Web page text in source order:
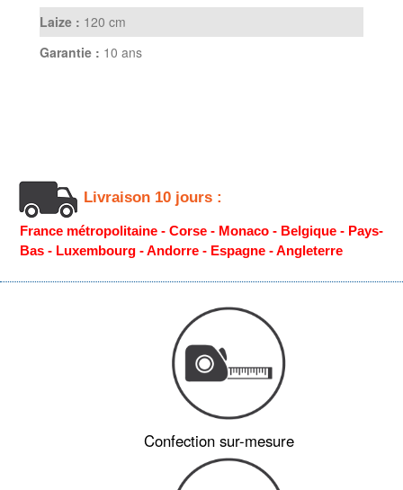
Laize : 120 cm
Garantie : 10 ans
Livraison 10 jours :
France métropolitaine - Corse - Monaco - Belgique - Pays-
Bas - Luxembourg - Andorre - Espagne - Angleterre
Confection sur-mesure